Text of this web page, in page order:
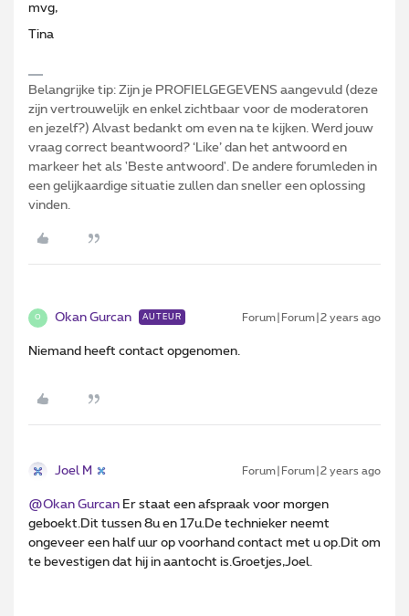
mvg,
Tina
Belangrijke tip: Zijn je PROFIELGEGEVENS aangevuld (deze
zijn vertrouwelijk en enkel zichtbaar voor de moderatoren
en jezelf?) Alvast bedankt om even na te kijken. Werd jouw
vraag correct beantwoord? ‘Like’ dan het antwoord en
markeer het als 'Beste antwoord'. De andere forumleden in
een gelijkaardige situatie zullen dan sneller een oplossing
vinden.
O Okan Gurcan AUTEUR Forum|Forum|2 years ago
Niemand heeft contact opgenomen.
Joel M Forum|Forum|2 years ago
@Okan Gurcan Er staat een afspraak voor morgen
geboekt.Dit tussen 8u en 17u.De technieker neemt
ongeveer een half uur op voorhand contact met u op.Dit om
te bevestigen dat hij in aantocht is.Groetjes,Joel.